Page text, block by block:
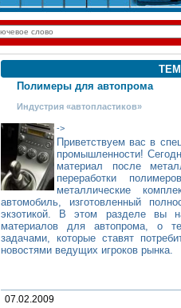
Полимеры для автопрома
Индустрия «автопластиков»
->
Приветствуем вас в
промышленности!
материал после
переработки
металлические
автомобиль, изготовленный
экзотикой. В этом разделе вы
материалов для автопрома, о
задачами, которые ставят
новостями ведущих игроков рынка.
07.02.2009